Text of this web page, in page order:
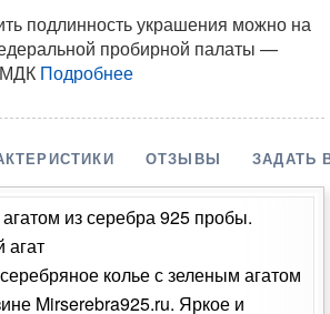
подлинность украшения можно на
пробирной палаты —
Подробнее
ОТЗЫВЫ ЗАДАТЬ
из серебра 925 пробы.
агат
колье с зеленым агатом
Mirserebra925.ru. Яркое и